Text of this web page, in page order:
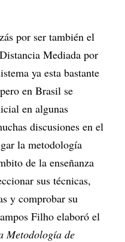
por ser también el
Mediada por
ya esta bastante
en Brasil se
en algunas
discusiones en el
la metodología
de la enseñanza
sus técnicas,
y comprobar su
Filho elaboró el
Metodología de